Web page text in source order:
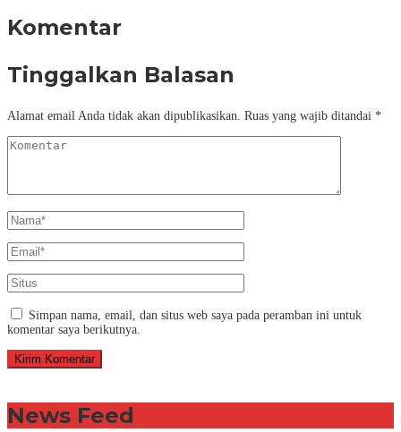
Komentar
Tinggalkan Balasan
Alamat email Anda tidak akan dipublikasikan. Ruas yang wajib ditandai *
Simpan nama, email, dan situs web saya pada peramban ini untuk
komentar saya berikutnya.
News Feed